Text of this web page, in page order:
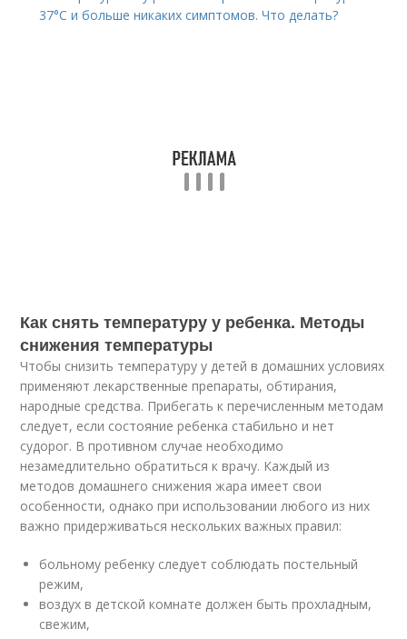
37°С и больше никаких симптомов. Что делать?
Как снять температуру у ребенка. Методы
снижения температуры
Чтобы снизить температуру у детей в домашних условиях
применяют лекарственные препараты, обтирания,
народные средства. Прибегать к перечисленным методам
следует, если состояние ребенка стабильно и нет
судорог. В противном случае необходимо
незамедлительно обратиться к врачу. Каждый из
методов домашнего снижения жара имеет свои
особенности, однако при использовании любого из них
важно придерживаться нескольких важных правил:
больному ребенку следует соблюдать постельный
режим,
воздух в детской комнате должен быть прохладным,
свежим,